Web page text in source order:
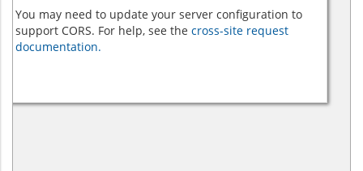
You may need to update your server configuration to
support CORS. For help, see the cross-site request
documentation.